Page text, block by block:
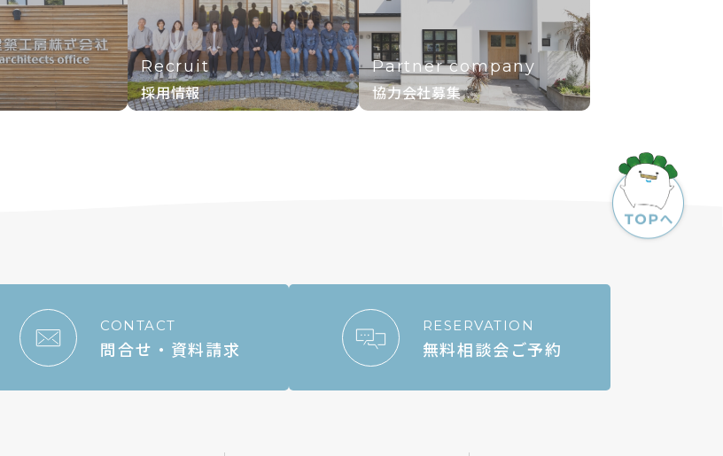
Recruit
採用情報
Partner company
協力会社募集
CONTACT
問合せ・資料請求
RESERVATION
無料相談会ご予約